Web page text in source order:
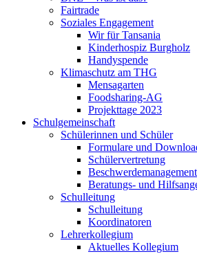
Fairtrade
Soziales Engagement
Wir für Tansania
Kinderhospiz Burgholz
Handyspende
Klimaschutz am THG
Mensagarten
Foodsharing-AG
Projekttage 2023
Schulgemeinschaft
Schülerinnen und Schüler
Formulare und
Schülervertretung
Beschwerdemanagement
Beratungs- und
Schulleitung
Schulleitung
Koordinatoren
Lehrerkollegium
Aktuelles Kollegium